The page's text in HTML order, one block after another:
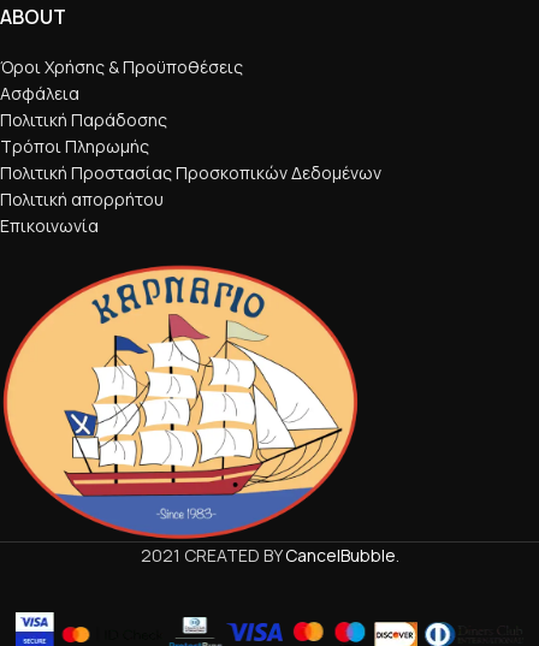
ABOUT
Όροι Χρήσης & Προϋποθέσεις
Ασφάλεια
Πολιτική Παράδοσης
Τρόποι Πληρωμής
Πολιτική Προστασίας Προσκοπικών Δεδομένων
Πολιτική απορρήτου
Επικοινωνία
2021 CREATED BYCancelBubble.